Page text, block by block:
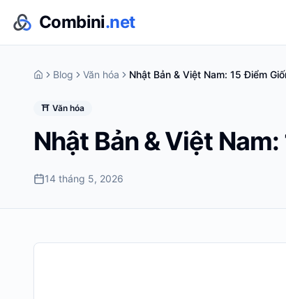
Combini.net
Blog Văn hóa Nhật Bản & Việt Nam: 15 Điểm
⛩️ Văn hóa
Nhật Bản & Việt
14 tháng 5, 2026